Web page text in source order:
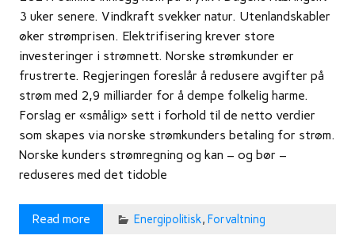
3 uker senere. Vindkraft svekker natur. Utenlandskabler
øker strømprisen. Elektrifisering krever store
investeringer i strømnett. Norske strømkunder er
frustrerte. Regjeringen foreslår å redusere avgifter på
strøm med 2,9 milliarder for å dempe folkelig harme.
Forslag er «smålig» sett i forhold til de netto verdier
som skapes via norske strømkunders betaling for strøm.
Norske kunders strømregning og kan – og bør –
reduseres med det tidoble
Read more Energipolitisk, Forvaltning